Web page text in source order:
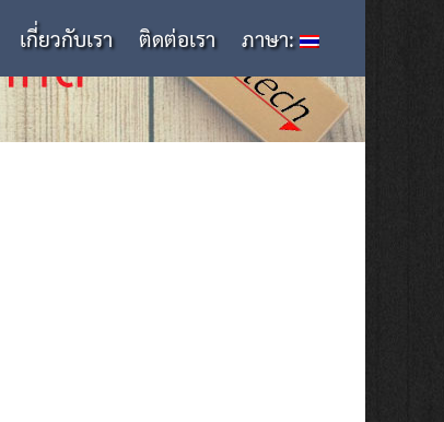
เกี่ยวกับเรา ติดต่อเรา ภาษา: